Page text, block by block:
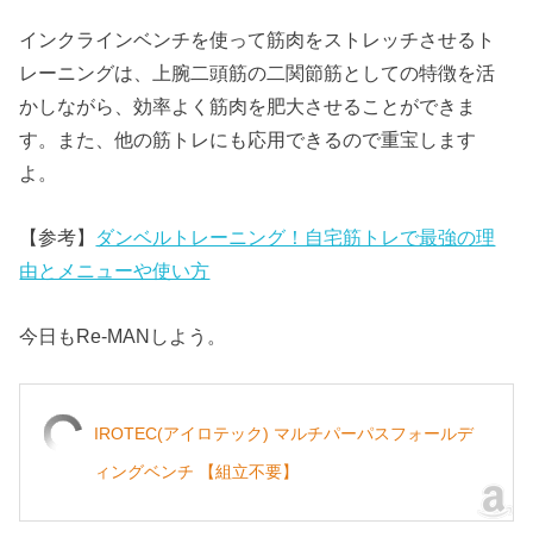
インクラインベンチを使って筋肉をストレッチさせるト
レーニングは、上腕二頭筋の二関節筋としての特徴を活
かしながら、効率よく筋肉を肥大させることができま
す。また、他の筋トレにも応用できるので重宝します
よ。
【参考】 ダンベルトレーニング！自宅筋トレで最強の理
由とメニューや使い方
今日もRe-MANしよう。
IROTEC(アイロテック) マルチパーパスフォールデ
ィングベンチ 【組立不要】